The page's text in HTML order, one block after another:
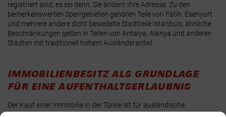
registriert sind, es sei denn, Sie ändern Ihre Adresse. Zu den
bemerkenswerten Sperrgebieten gehören Teile von Fatih, Esenyurt
und mehrere andere dicht besiedelte Stadtteile Istanbuls; ähnliche
Beschränkungen gelten in Teilen von Antalya, Alanya und anderen
Städten mit traditionell hohem Ausländeranteil.
IMMOBILIENBESITZ ALS GRUNDLAGE
FÜR EINE AUFENTHALTSERLAUBNIS
Der Kauf einer Immobilie in der Türkei ist für ausländische
Staatsbürger der häufigste Weg zu einer befristeten